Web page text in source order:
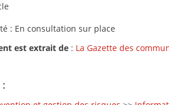
: En consultation sur place
est extrait de : La Gazette des
: